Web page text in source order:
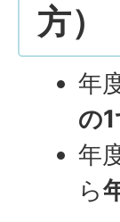
方）
年
の
年
ら